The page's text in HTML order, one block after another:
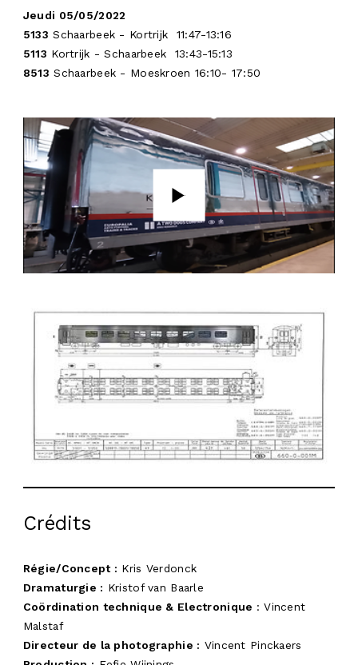
Jeudi 05/05/2022
5133 Schaarbeek - Kortrijk 11:47-13:16
5113 Kortrijk - Schaarbeek 13:43-15:13
8513 Schaarbeek - Moeskroen 16:10- 17:50
Crédits
Régie/Concept : Kris Verdonck
Dramaturgie : Kristof van Baarle
Coördination technique & Electronique : Vincent
Malstaf
Directeur de la photographie : Vincent Pinckaers